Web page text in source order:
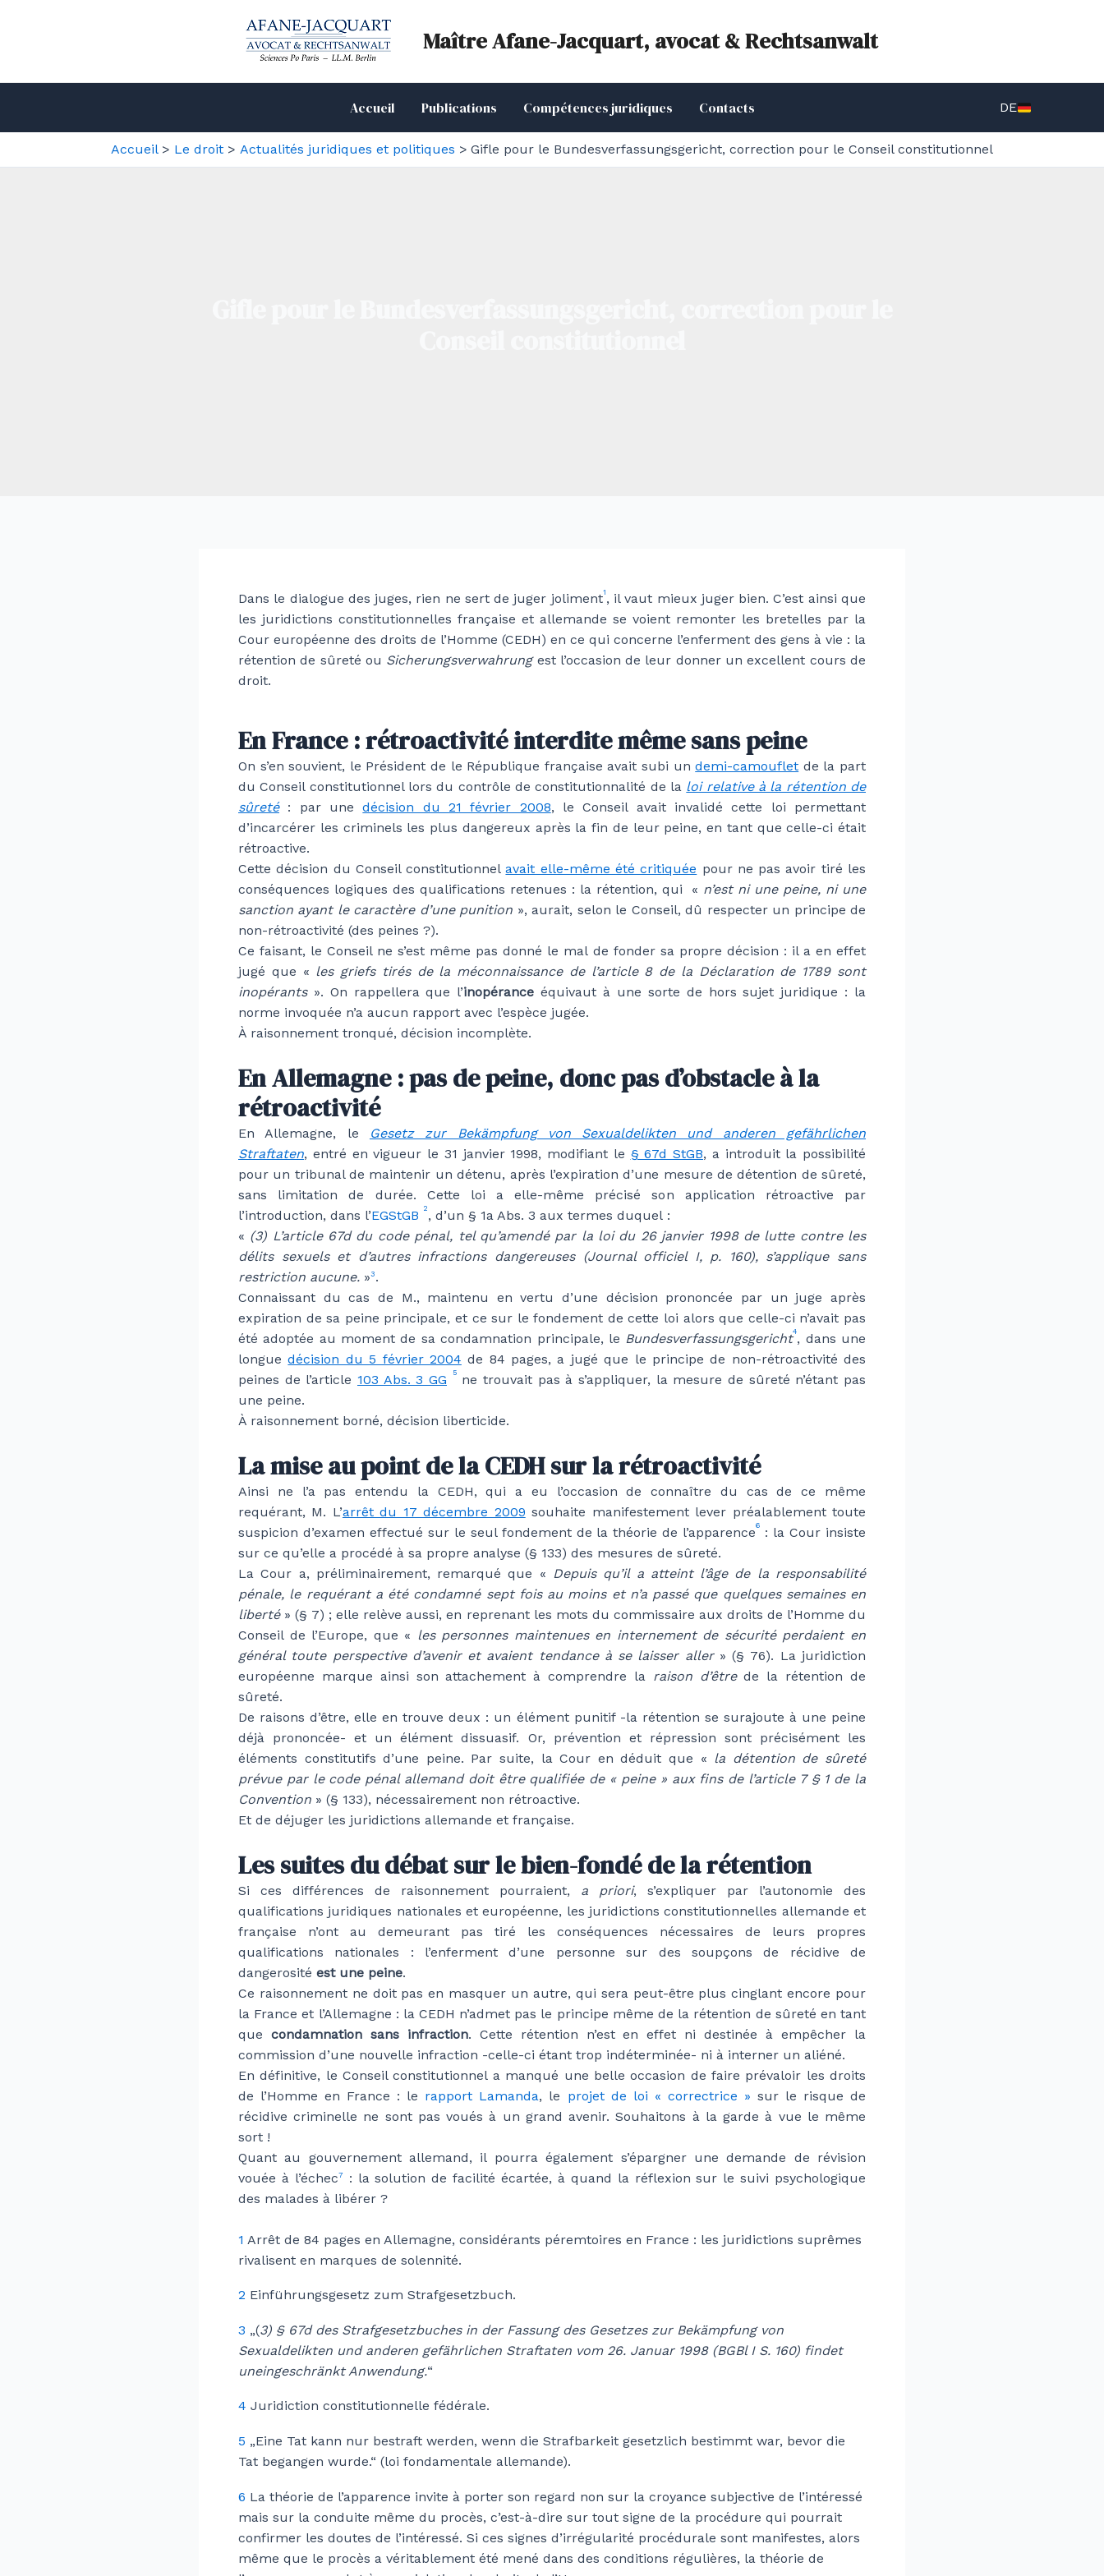
Maître Afane-Jacquart, avocat & Rechtsanwalt
Accueil Publications Compétences juridiques Contacts DE
Accueil Le droit Actualités juridiques et politiques Gifle pour le Bundesverfassungsgericht, correction pour le Conseil constitutionnel
Dans le dialogue des juges, rien ne sert de juger joliment1 , il vaut mieux juger bien. C’est ainsi que
les juridictions constitutionnelles française et allemande se voient remonter les bretelles par la
Cour européenne des droits de l’Homme (CEDH) en ce qui concerne l’enferment des gens à vie : la
rétention de sûreté ou Sicherungsverwahrungest l’occasion de leur donner un excellent cours de
droit.
En France : rétroactivité interdite même sans peine
On s’en souvient, le Président de le République française avait subi undemi-camouflet de la part
du Conseil constitutionnel lors du contrôle de constitutionnalité de la loi relative à la rétention de
sûreté: par unedécision du 21 février 2008, le Conseil avait invalidé cette loi permettant
d’incarcérer les criminels les plus dangereux après la fin de leur peine, en tant que celle-ci était
rétroactive.
Cette décision du Conseil constitutionnelavait elle-même été critiquée pour ne pas avoir tiré les
conséquences logiques des qualifications retenues : la rétention, qui « n’est ni une peine, ni une
sanction ayant le caractère d’une punition », aurait, selon le Conseil, dû respecter un principe de
non-rétroactivité (des peines ?).
Ce faisant, le Conseil ne s’est même pas donné le mal de fonder sa propre décision : il a en effet
jugé que « les griefs tirés de la méconnaissance de l’article 8 de la Déclaration de 1789 sont
inopérants». On rappellera que l’inopérance équivaut à une sorte de hors sujet juridique : la
norme invoquée n’a aucun rapport avec l’espèce jugée.
À raisonnement tronqué, décision incomplète.
En Allemagne : pas de peine, donc pas d’obstacle à la
rétroactivité
En Allemagne, le
Gesetz zur Bekämpfung von Sexualdelikten und anderen gefährlichen
Straftaten, entré en vigueur le 31 janvier 1998, modifiant le § 67d StGB, a introduit la possibilité
pour un tribunal de maintenir un détenu, après l’expiration d’une mesure de détention de sûreté,
sans limitation de durée. Cette loi a elle-même précisé son application rétroactive par
l’introduction, dans l’EGStGB 2 , d’un § 1a Abs. 3 aux termes duquel :
« (3) L’article 67d du code pénal, tel qu’amendé par la loi du 26 janvier 1998 de lutte contre les
délits sexuels et d’autres infractions dangereuses (Journal officiel I, p. 160), s’applique sans
restriction aucune. »3 .
Connaissant du cas de M., maintenu en vertu d’une décision prononcée par un juge après
expiration de sa peine principale, et ce sur le fondement de cette loi alors que celle-ci n’avait pas
été adoptée au moment de sa condamnation principale, le Bundesverfassungsgericht4, dans une
longuedécision du 5 février 2004 de 84 pages, a jugé que le principe de non-rétroactivité des
peines de l’article 103 Abs. 3 GG 5ne trouvait pas à s’appliquer, la mesure de sûreté n’étant pas
une peine.
À raisonnement borné, décision liberticide.
La mise au point de la CEDH sur la rétroactivité
Ainsi ne l’a pas entendu la CEDH, qui a eu l’occasion de connaître du cas de ce même
requérant, M. L’arrêt du 17 décembre 2009 souhaite manifestement lever préalablement toute
suspicion d’examen effectué sur le seul fondement de la théorie de l’apparence6
: la Cour insiste
sur ce qu’elle a procédé à sa propre analyse (§ 133) des mesures de sûreté.
La Cour a, préliminairement, remarqué que « Depuis qu’il a atteint l’âge de la responsabilité
pénale, le requérant a été condamné sept fois au moins et n’a passé que quelques semaines en
liberté» (§ 7) ; elle relève aussi, en reprenant les mots du commissaire aux droits de l’Homme du
Conseil de l’Europe, que « les personnes maintenues en internement de sécurité perdaient en
général toute perspective d’avenir et avaient tendance à se laisser aller» (§ 76). La juridiction
européenne marque ainsi son attachement à comprendre la raison d’êtrede la rétention de
sûreté.
De raisons d’être, elle en trouve deux : un élément punitif -la rétention se surajoute à une peine
déjà prononcée- et un élément dissuasif. Or, prévention et répression sont précisément les
éléments constitutifs d’une peine. Par suite, la Cour en déduit que « la détention de sûreté
prévue par le code pénal allemand doit être qualifiée de « peine » aux fins de l’article 7 § 1 de la
Convention » (§ 133), nécessairement non rétroactive.
Et de déjuger les juridictions allemande et française.
Les suites du débat sur le bien-fondé de la rétention
Si ces différences de raisonnement pourraient, a priori, s’expliquer par l’autonomie des
qualifications juridiques nationales et européenne, les juridictions constitutionnelles allemande et
française n’ont au demeurant pas tiré les conséquences nécessaires de leurs propres
qualifications nationales : l’enferment d’une personne sur des soupçons de récidive de
dangerosité est une peine.
Ce raisonnement ne doit pas en masquer un autre, qui sera peut-être plus cinglant encore pour
la France et l’Allemagne : la CEDH n’admet pas le principe même de la rétention de sûreté en tant
que condamnation sans infraction. Cette rétention n’est en effet ni destinée à empêcher la
commission d’une nouvelle infraction -celle-ci étant trop indéterminée- ni à interner un aliéné.
En définitive, le Conseil constitutionnel a manqué une belle occasion de faire prévaloir les droits
de l’Homme en France : le rapport Lamanda, le projet de loi « correctrice » sur le risque de
récidive criminelle ne sont pas voués à un grand avenir. Souhaitons à la garde à vue le même
sort !
Quant au gouvernement allemand, il pourra également s’épargner une demande de révision
vouée à l’échec7: la solution de facilité écartée, à quand la réflexion sur le suivi psychologique
des malades à libérer ?
1 Arrêt de 84 pages en Allemagne, considérants péremtoires en France : les juridictions suprêmes
rivalisent en marques de solennité.
2 Einführungsgesetz zum Strafgesetzbuch.
3 „(3) § 67d des Strafgesetzbuches in der Fassung des Gesetzes zur Bekämpfung von
Sexualdelikten und anderen gefährlichen Straftaten vom 26. Januar 1998 (BGBl I S. 160) findet
uneingeschränkt Anwendung.“
4 Juridiction constitutionnelle fédérale.
5 „Eine Tat kann nur bestraft werden, wenn die Strafbarkeit gesetzlich bestimmt war, bevor die
Tat begangen wurde.“ (loi fondamentale allemande).
6 La théorie de l’apparence invite à porter son regard non sur la croyance subjective de l’intéressé
mais sur la conduite même du procès, c’est-à-dire sur tout signe de la procédure qui pourrait
confirmer les doutes de l’intéressé. Si ces signes d’irrégularité procédurale sont manifestes, alors
même que le procès a véritablement été mené dans des conditions régulières, la théorie de